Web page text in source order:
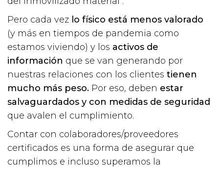
Pero cada vez lo físico está menos valorado
(y más en tiempos de pandemia como
estamos viviendo) y los activos de
información que se van generando por
nuestras relaciones con los clientes tienen
mucho más peso. Por eso, deben estar
salvaguardados y con medidas de seguridad
que avalen el cumplimiento.
Contar con colaboradores/proveedores
certificados es una forma de asegurar que
cumplimos e incluso superamos la